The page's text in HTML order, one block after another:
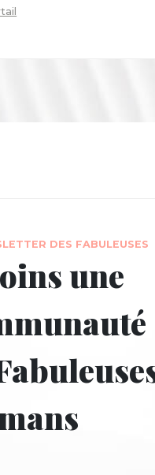
DES FABULEUSES
une